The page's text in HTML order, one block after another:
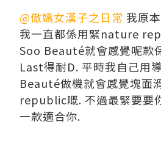
@傲嬌女漢子之日常 我原
我一直都係用緊nature
Soo Beauté就會感覺呢款
Last得耐D. 平時我自己用
Beauté做機就會感覺塊面
republic嘅. 不過最緊要要
一款適合你.